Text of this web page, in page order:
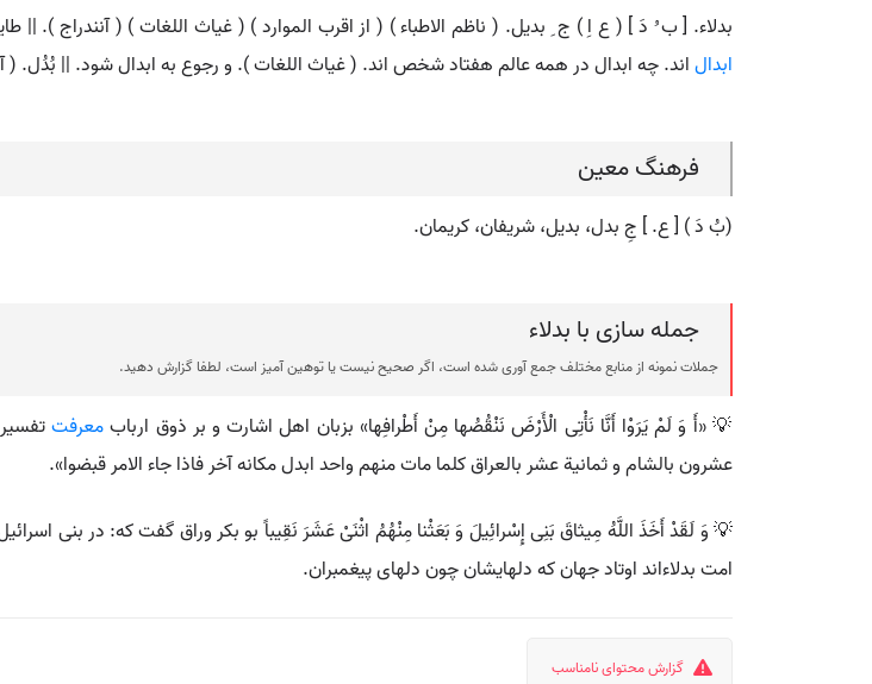
بدلاء. [ ب ُ دَ ] ( ع اِ ) ج ِ بدیل. ( ناظم الاطباء ) ( از اقرب الموارد ) ( غیاث اللغات ) ( آنندراج ).
ابدالاند. چه ابدال در همه عالم هفتاد شخص اند. ( غیاث اللغات ). و رجوع به ابدال شود. || بُدُل. (
فرهنگ معین
(بُ دَ ) [ ع. ] جِ بدل، بدیل، شریفان، کریمان.
جمله سازی با بدلاء
جملات نمونه از منابع مختلف جمع آوری شده است، اگر صحیح نیست یا توهین آمیز است، لطفا گزارش دهید.
💡 «أَ وَ لَمْ یَرَوْا أَنَّا نَأْتِی الْأَرْضَ نَنْقُصُها مِنْ أَطْرافِها» بزبان اهل اشارت و بر ذوق اربابمعرفت
عشرون بالشام و ثمانیة عشر بالعراق کلما مات منهم واحد ابدل مکانه آخر فاذا جاء الامر قبضوا».
💡 وَ لَقَدْ أَخَذَ اللَّهُ مِیثاقَ بَنِی إِسْرائِیلَ وَ بَعَثْنا مِنْهُمُ اثْنَیْ عَشَرَ نَقِیباً بو بکر وراق گفت که: در بنی
امت بدلاءاند اوتاد جهان که دلهایشان چون دلهای پیغمبران.
گزارش محتوای نامناسب